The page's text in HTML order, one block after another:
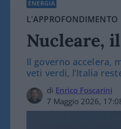
ENERGIA
L'APPROFONDIMENTO
Nucleare,
Il governo accelera,
veti verdi, l’Italia
di Enrico Foscarini
7 Maggio 2026,